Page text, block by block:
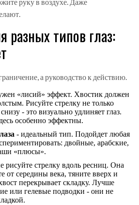
разных типов глаз:
а руководство к действию.
«лисий» эффект. Хвостик должен
Рисуйте стрелку не только
- это визуально удлиняет глаз.
особенно эффектны.
- идеальный тип. Подойдет любая
двойные, арабские,
«плюсы».
рисуйте стрелку вдоль ресниц. Она
от середины века, тяните вверх и
перекрывает складку. Лучше
или гелевые подводки - они не